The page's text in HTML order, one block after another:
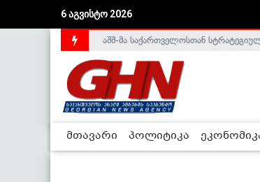
6 აგვისტო 2026
აშშ-მა საქართველოსთან
მთავარი პოლიტიკა